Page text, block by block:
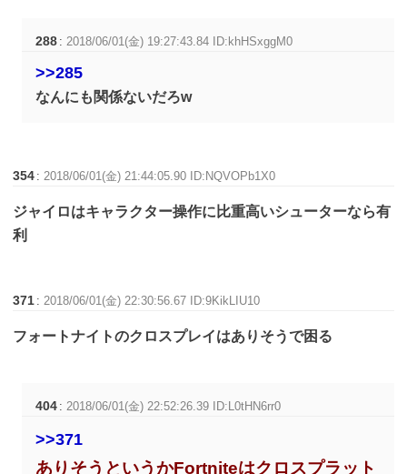
288 :2018/06/01(金) 19:27:43.84 ID:khHSxggM0
>>285
なんにも関係ないだろw
354 :2018/06/01(金) 21:44:05.90 ID:NQVOPb1X0
ジャイロはキャラクター操作に比重高いシューターなら有
利
371 :2018/06/01(金) 22:30:56.67 ID:9KikLIU10
フォートナイトのクロスプレイはありそうで困る
404 :2018/06/01(金) 22:52:26.39 ID:L0tHN6rr0
>>371
ありそうというかFortniteはクロスプラット